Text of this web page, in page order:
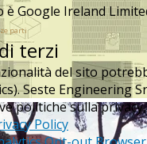
è Google Ireland
parti
terzi
del sito
Seste Engineering
politiche sulla
Policy